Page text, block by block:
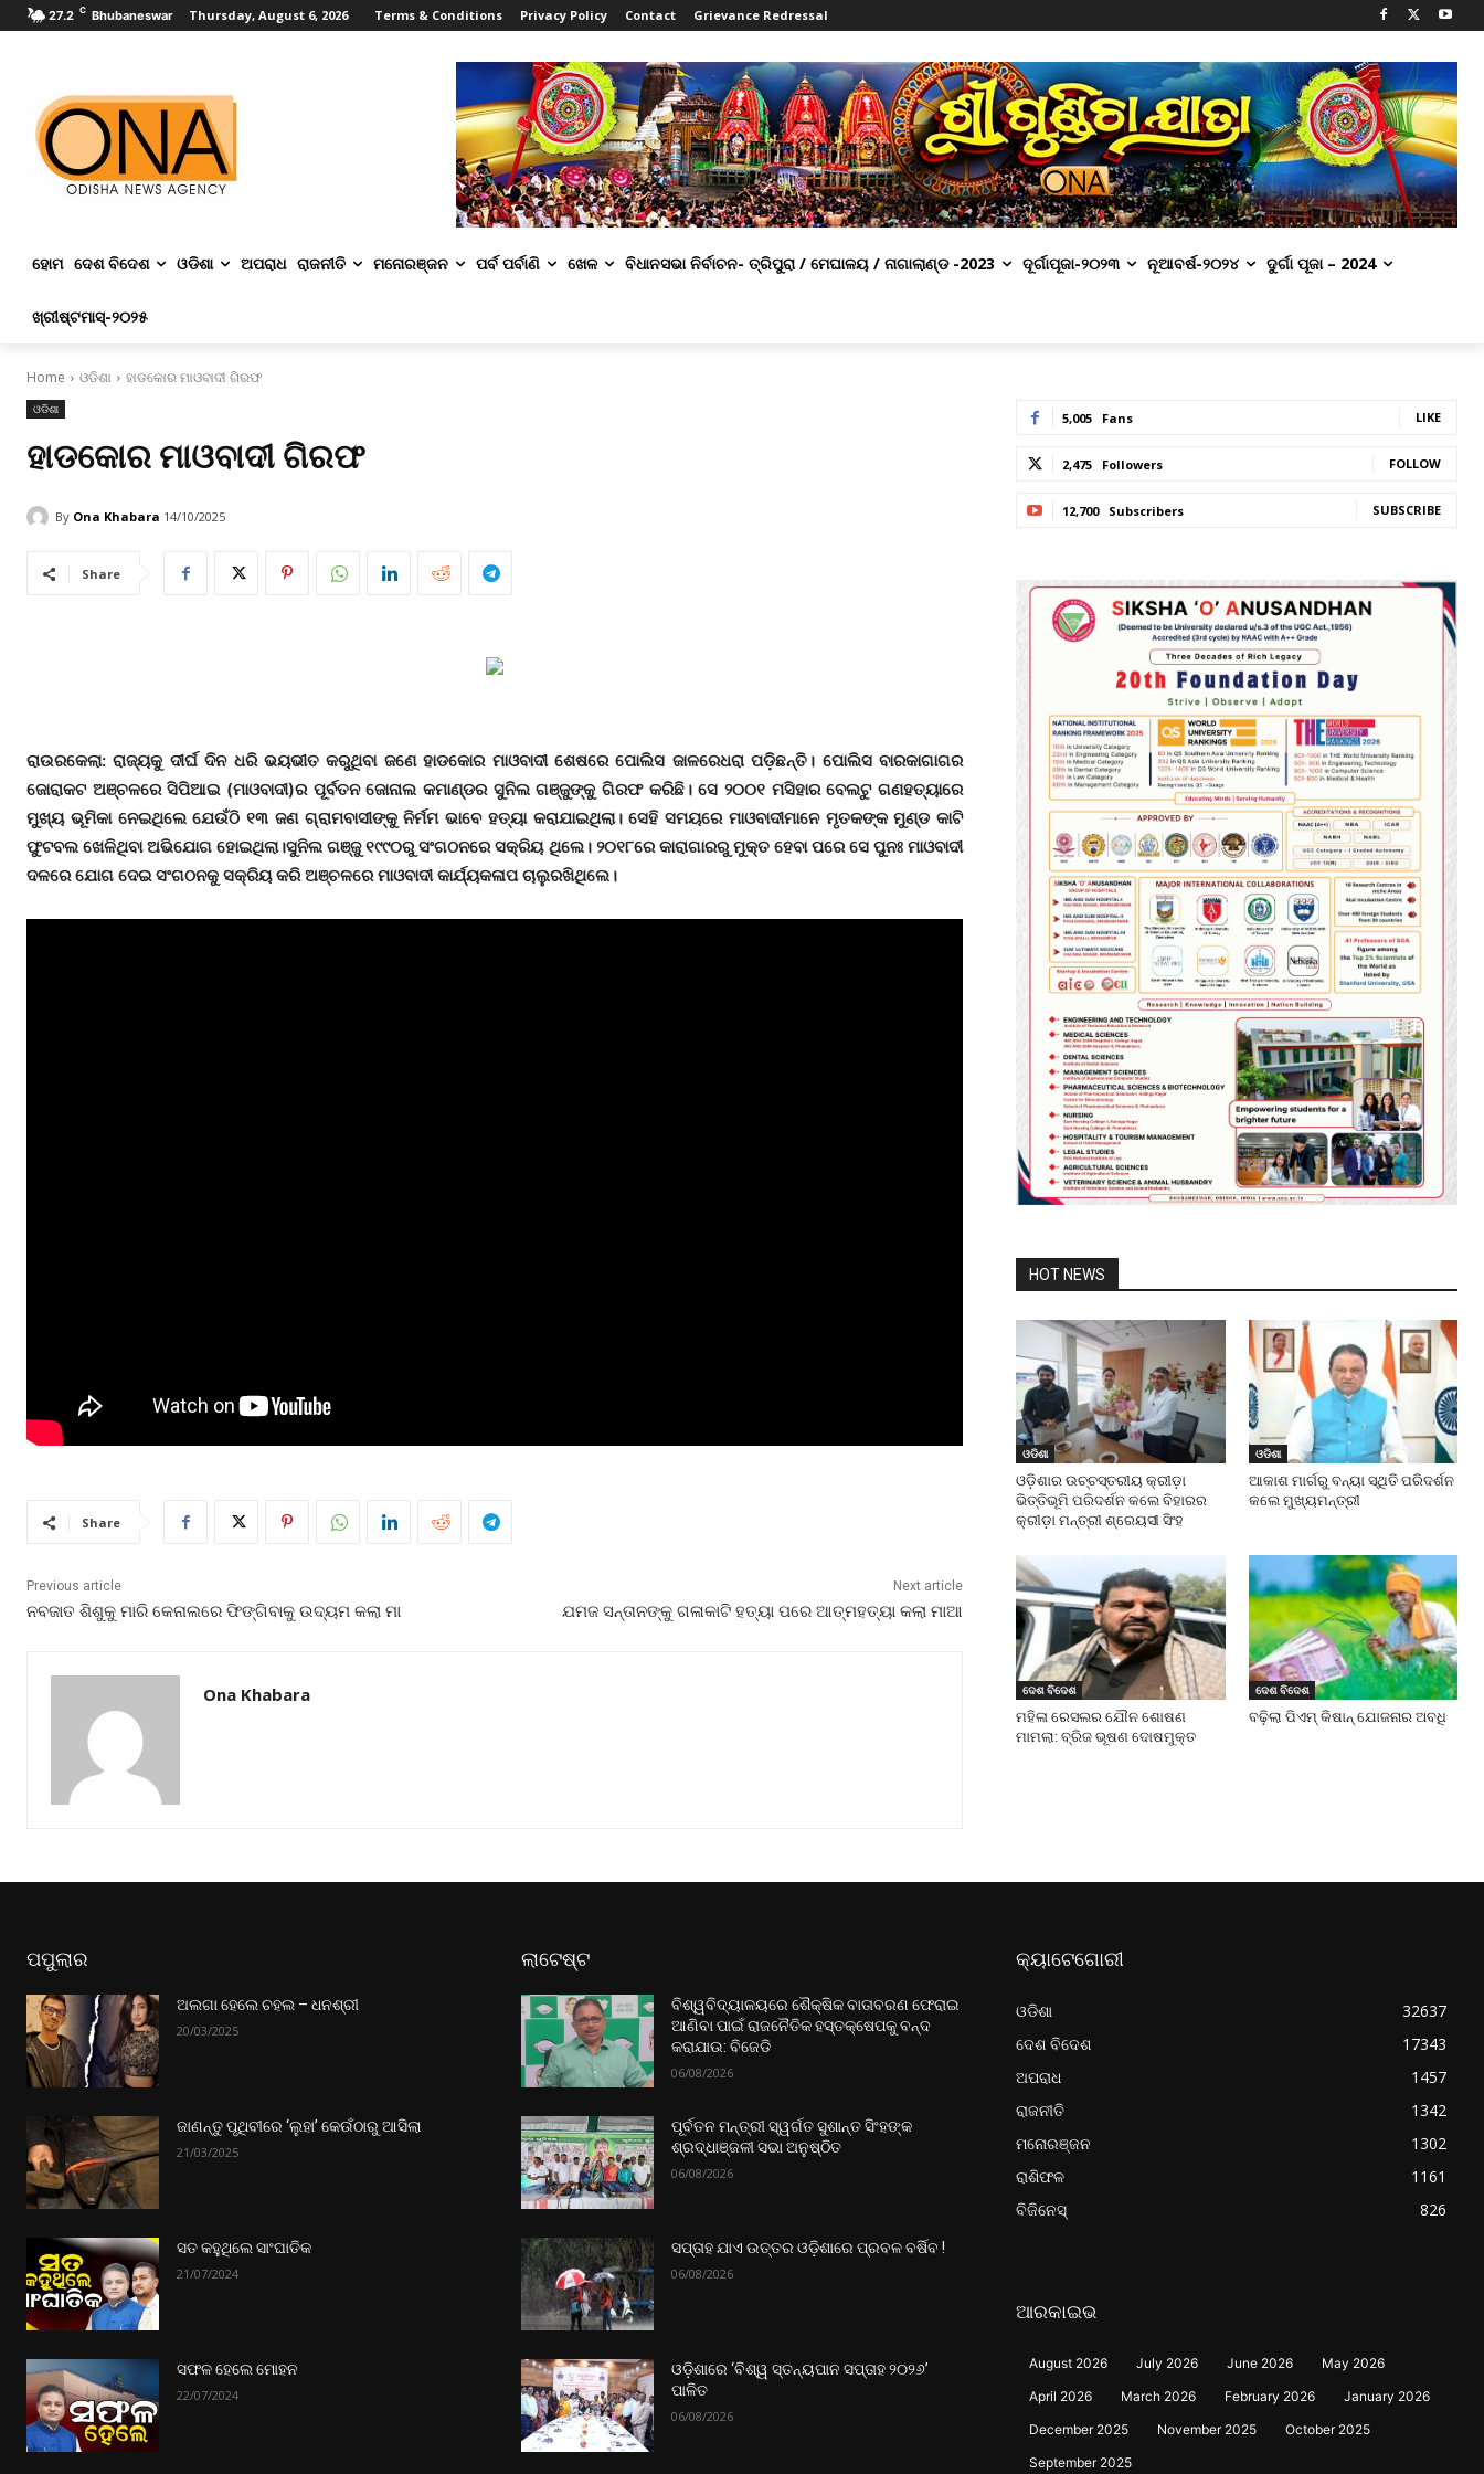
27.2 C Bhubaneswar Thursday, August 6, 2026 Terms & Conditions Privacy Policy Contact Grievance Redressal
ହୋମ ଦେଶ ବିଦେଶ ଓଡିଶା ଅପରାଧ ରାଜନୀତି ମନୋରଞ୍ଜନ ପର୍ବ ପର୍ବାଣି ଖେଳ ବିଧାନସଭା ନିର୍ବାଚନ- ତ୍ରିପୁରା / ମେଘାଳୟ / ନାଗାଲାଣ୍ଡ -2023 ଦୂର୍ଗାପୂଜା-୨୦୨୩ ନୂଆବର୍ଷ-୨୦୨୪ ଦୁର୍ଗା ପୂଜା – 2024
ଖ୍ରୀଷ୍ଟମାସ୍‌-୨୦୨୫
Home ଓଡିଶା ହାଡକୋର ମାଓବାଦୀ ଗିରଫ
ଓଡିଶା
ହାଡକୋର ମାଓବାଦୀ ଗିରଫ
By Ona Khabara 14/10/2025
Share
ରାଉରକେଲା: ରାଜ୍ୟକୁ ଦୀର୍ଘ ଦିନ ଧରି ଭୟଭୀତ କରୁଥିବା ଜଣେ ହାଡକୋର ମାଓବାଦୀ ଶେଷରେ ପୋଲିସ ଜାଳରେଧରା ପଡ଼ିଛନ୍ତି। ପୋଲିସ ବାରକାଗାଗର
ଜୋରାକଟ ଅଞ୍ଚଳରେ ସିପିଆଇ (ମାଓବାଦୀ)ର ପୂର୍ବତନ ଜୋନାଲ କମାଣ୍ଡର ସୁନିଲ ଗଞ୍ଜୁଙ୍କୁ ଗିରଫ କରିଛି। ସେ ୨୦୦୧ ମସିହାର ବେଲଟୁ ଗଣହତ୍ୟାରେ
ମୁଖ୍ୟ ଭୂମିକା ନେଇଥିଲେ ଯେଉଁଠି ୧୩ ଜଣ ଗ୍ରାମବାସୀଙ୍କୁ ନିର୍ମମ ଭାବେ ହତ୍ୟା କରାଯାଇଥିଲା। ସେହି ସମୟରେ ମାଓବାଦୀମାନେ ମୃତକଙ୍କ ମୁଣ୍ଡ କାଟି
ଫୁଟବଲ ଖେଳିଥିବା ଅଭିଯୋଗ ହୋଇଥିଲା।ସୁନିଲ ଗଞ୍ଜୁ ୧୯୯୦ରୁ ସଂଗଠନରେ ସକ୍ରିୟ ଥିଲେ। ୨୦୧୮ରେ କାରାଗାରରୁ ମୁକ୍ତ ହେବା ପରେ ସେ ପୁନଃ ମାଓବାଦୀ
ଦଳରେ ଯୋଗ ଦେଇ ସଂଗଠନକୁ ସକ୍ରିୟ କରି ଅଞ୍ଚଳରେ ମାଓବାଦୀ କାର୍ଯ୍ୟକଳାପ ଚାଲୁରଖିଥିଲେ।
Share
Previous article
ନବଜାତ ଶିଶୁକୁ ମାରି କେନାଲରେ ଫିଙ୍ଗିବାକୁ ଉଦ୍ୟମ କଲା ମା
Next article
ଯମଜ ସନ୍ତାନଙ୍କୁ ଗଳାକାଟି ହତ୍ୟା ପରେ ଆତ୍ମହତ୍ୟା କଲା ମାଆ
Ona Khabara
5,005 Fans LIKE
2,475 Followers FOLLOW
12,700 Subscribers SUBSCRIBE
HOT NEWS
ଓଡିଶା
ଓଡ଼ିଶାର ଉଚ୍ଚସ୍ତରୀୟ କ୍ରୀଡ଼ା
ଭିତ୍ତିଭୂମି ପରିଦର୍ଶନ କଲେ ବିହାରର
କ୍ରୀଡ଼ା ମନ୍ତ୍ରୀ ଶ୍ରେୟସୀ ସିଂହ
ଓଡିଶା
ଆକାଶ ମାର୍ଗରୁ ବନ୍ୟା ସ୍ଥିତି ପରିଦର୍ଶନ
କଲେ ମୁଖ୍ୟମନ୍ତ୍ରୀ
ଦେଶ ବିଦେଶ
ମହିଳା ରେସଲର ଯୌନ ଶୋଷଣ
ମାମଲା: ବ୍ରିଜ ଭୂଷଣ ଦୋଷମୁକ୍ତ
ଦେଶ ବିଦେଶ
ବଢ଼ିଲା ପିଏମ୍ କିଷାନ୍ ଯୋଜନାର ଅବଧି
ପପୁଲାର
ଅଲଗା ହେଲେ ଚହଲ – ଧନଶ୍ରୀ
20/03/2025
ଜାଣନ୍ତୁ ପୃଥିବୀରେ ‘ଲୁହା’ କେଉଁଠାରୁ ଆସିଲା
21/03/2025
ସତ କହୁଥିଲେ ସାଂଘାତିକ
21/07/2024
ସଫଳ ହେଲେ ମୋହନ
22/07/2024
ଲାଟେଷ୍ଟ
ବିଶ୍ୱବିଦ୍ୟାଳୟରେ ଶୈକ୍ଷିକ ବାତାବରଣ ଫେରାଇ
ଆଣିବା ପାଇଁ ରାଜନୈତିକ ହସ୍ତକ୍ଷେପକୁ ବନ୍ଦ
କରାଯାଉ: ବିଜେଡି
06/08/2026
ପୂର୍ବତନ ମନ୍ତ୍ରୀ ସ୍ୱର୍ଗତ ସୁଶାନ୍ତ ସିଂହଙ୍କ
ଶ୍ରଦ୍ଧାଞ୍ଜଳୀ ସଭା ଅନୁଷ୍ଠିତ
06/08/2026
ସପ୍ତାହ ଯାଏ ଉତ୍ତର‌ ଓଡ଼ିଶାରେ ପ୍ରବଳ ବର୍ଷିବ !
06/08/2026
ଓଡ଼ିଶାରେ ‘ବିଶ୍ୱ ସ୍ତନ୍ୟପାନ ସପ୍ତାହ ୨୦୨୬’
ପାଳିତ
06/08/2026
କ୍ୟାଟେଗୋରୀ
ଓଡିଶା
32637
ଦେଶ ବିଦେଶ
17343
ଅପରାଧ
1457
ରାଜନୀତି
1342
ମନୋରଞ୍ଜନ
1302
ରାଶିଫଳ
1161
ବିଜିନେସ୍
826
ଆରକାଇଭ
August 2026 July 2026 June 2026
May 2026
April 2026
March 2026 February 2026
January 2026
December 2025
November 2025
October 2025
September 2025